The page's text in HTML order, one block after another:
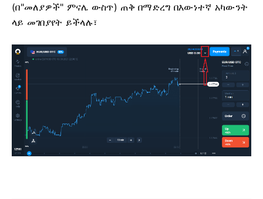
(በ"መለያዎች" ምናሌ ውስጥ) ጠቅ በማድረግ በእውነተኛ አካውንት
ላይ መገበያየት ይችላሉ፣